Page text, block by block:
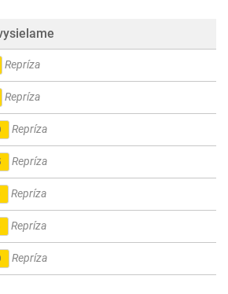
Repríza
Repríza
Repríza
Repríza
Repríza
Repríza
Repríza